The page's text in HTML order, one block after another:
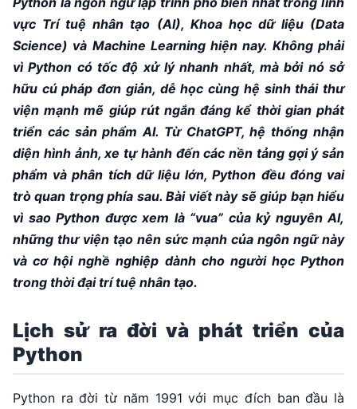
vực Trí tuệ nhân tạo (AI), Khoa học dữ liệu (Data
Science) và Machine Learning hiện nay. Không phải
vì Python có tốc độ xử lý nhanh nhất, mà bởi nó sở
hữu cú pháp đơn giản, dễ học cùng hệ sinh thái thư
viện mạnh mẽ giúp rút ngắn đáng kể thời gian phát
triển các sản phẩm AI. Từ ChatGPT, hệ thống nhận
diện hình ảnh, xe tự hành đến các nền tảng gợi ý sản
phẩm và phân tích dữ liệu lớn, Python đều đóng vai
trò quan trọng phía sau. Bài viết này sẽ giúp bạn hiểu
vì sao Python được xem là “vua” của kỷ nguyên AI,
những thư viện tạo nên sức mạnh của ngôn ngữ này
và cơ hội nghề nghiệp dành cho người học Python
trong thời đại trí tuệ nhân tạo.
Lịch sử ra đời và phát triển của
Python
Python ra đời từ năm 1991 với mục đích ban đầu là